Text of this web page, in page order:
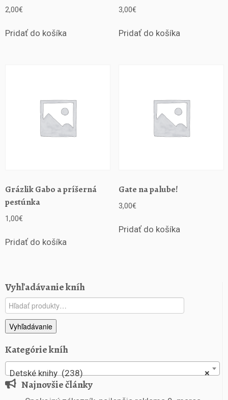
2,00€
Pridať do košíka
3,00€
Pridať do košíka
Grázlik Gabo a príšerná
pestúnka
1,00€
Pridať do košíka
Gate na palube!
3,00€
Pridať do košíka
Vyhľadávanie kníh
Hľadať:
Vyhľadávanie
Kategórie kníh
×
Detské knihy (238)
Najnovšie články